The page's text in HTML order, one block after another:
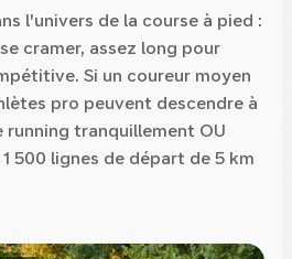
l'univers de la course à pied :
cramer, assez long pour
Si un coureur moyen
pro peuvent descendre à
running tranquillement OU
500 lignes de départ de 5 km